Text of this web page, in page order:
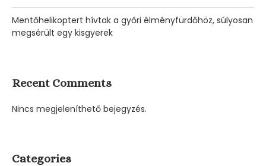
Mentőhelikoptert hívtak a győri élményfürdőhöz, súlyosan
megsérült egy kisgyerek
Recent Comments
Nincs megjeleníthető bejegyzés.
Categories